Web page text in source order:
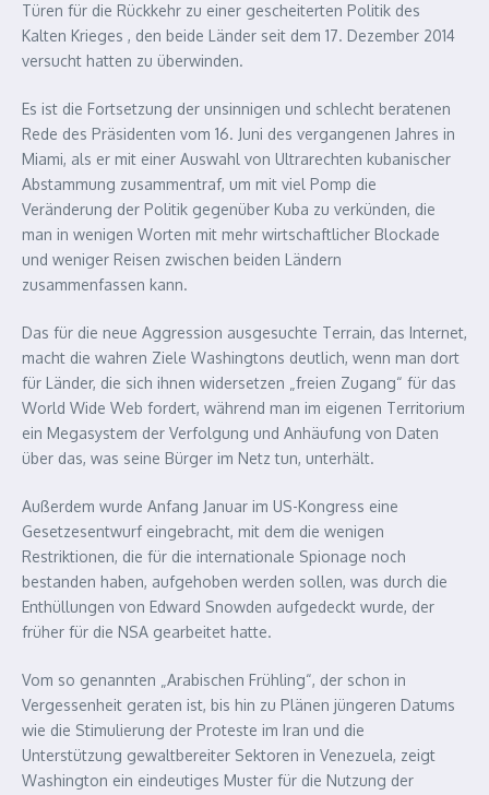
Türen für die Rückkehr zu einer gescheiterten Politik des
Kalten Krieges , den beide Länder seit dem 17. Dezember 2014
versucht hatten zu überwinden.
Es ist die Fortsetzung der unsinnigen und schlecht beratenen
Rede des Präsidenten vom 16. Juni des vergangenen Jahres in
Miami, als er mit einer Auswahl von Ultrarechten kubanischer
Abstammung zusammentraf, um mit viel Pomp die
Veränderung der Politik gegenüber Kuba zu verkünden, die
man in wenigen Worten mit mehr wirtschaftlicher Blockade
und weniger Reisen zwischen beiden Ländern
zusammenfassen kann.
Das für die neue Aggression ausgesuchte Terrain, das Internet,
macht die wahren Ziele Washingtons deutlich, wenn man dort
für Länder, die sich ihnen widersetzen „freien Zugang“ für das
World Wide Web fordert, während man im eigenen Territorium
ein Megasystem der Verfolgung und Anhäufung von Daten
über das, was seine Bürger im Netz tun, unterhält.
Außerdem wurde Anfang Januar im US-Kongress eine
Gesetzesentwurf eingebracht, mit dem die wenigen
Restriktionen, die für die internationale Spionage noch
bestanden haben, aufgehoben werden sollen, was durch die
Enthüllungen von Edward Snowden aufgedeckt wurde, der
früher für die NSA gearbeitet hatte.
Vom so genannten „Arabischen Frühling“, der schon in
Vergessenheit geraten ist, bis hin zu Plänen jüngeren Datums
wie die Stimulierung der Proteste im Iran und die
Unterstützung gewaltbereiter Sektoren in Venezuela, zeigt
Washington ein eindeutiges Muster für die Nutzung der